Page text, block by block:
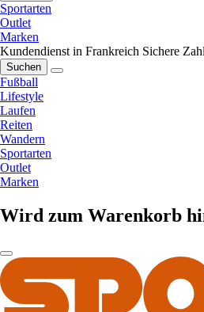
Sportarten
Outlet
Marken
Kundendienst in Frankreich Sichere
Suchen
Fußball
Lifestyle
Laufen
Reiten
Wandern
Sportarten
Outlet
Marken
Wird zum Warenkorb